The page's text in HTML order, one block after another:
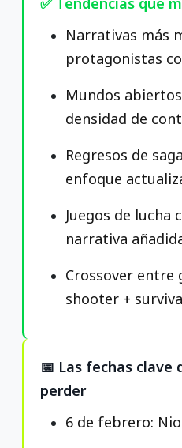
Narrativas más
protagonistas
Mundos
densidad de
Regresos de
enfoque
Juegos de
narrativa
Crossover entre
shooter +
📅 Las fechas clave
perder
6 de febrero: